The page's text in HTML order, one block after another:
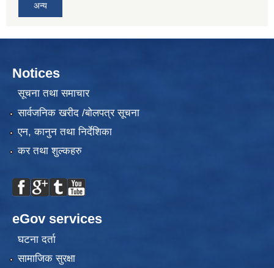
अन्य
Notices
सूचना तथा समाचार
सार्वजनिक खरीद /बोलपत्र सूचना
एन, कानुन तथा निर्देशिका
कर तथा शुल्कहरु
eGov services
घटना दर्ता
सामाजिक सुरक्षा